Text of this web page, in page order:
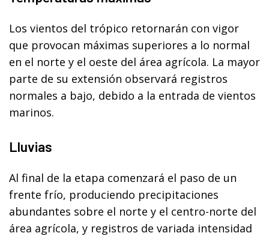
Los vientos del trópico retornarán con vigor
que provocan máximas superiores a lo normal
en el norte y el oeste del área agrícola. La mayor
parte de su extensión observará registros
normales a bajo, debido a la entrada de vientos
marinos.
Lluvias
Al final de la etapa comenzará el paso de un
frente frío, produciendo precipitaciones
abundantes sobre el norte y el centro-norte del
área agrícola, y registros de variada intensidad